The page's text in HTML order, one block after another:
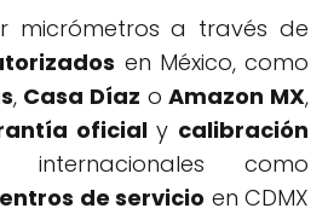
micrómetros a través de
en México, como
, Casa Díaz oAmazon MX,
oficialy calibración
como
de servicio en CDMX